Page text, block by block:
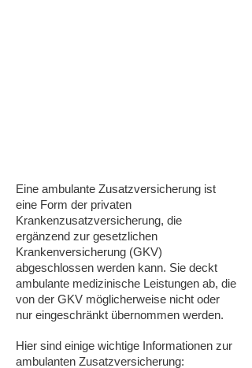
Eine ambulante Zusatzversicherung ist
eine Form der privaten
Krankenzusatzversicherung, die
ergänzend zur gesetzlichen
Krankenversicherung (GKV)
abgeschlossen werden kann. Sie deckt
ambulante medizinische Leistungen ab, die
von der GKV möglicherweise nicht oder
nur eingeschränkt übernommen werden.
Hier sind einige wichtige Informationen zur
ambulanten Zusatzversicherung: